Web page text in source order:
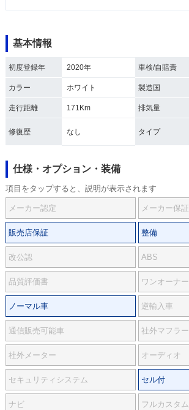
基本情報
初度登録年 2020年 車検/自賠責
カラー ホワイト 製造国
走行距離 171Km 排気量
修復歴 なし タイプ
仕様・オプション・装備
項目をタップすると、説明が表示されます
メーカー認定 メーカー保証
販売店保証 整備
改公認 ABS
品質評価書 ワンオーナー
ノーマル車 逆輸入車
通信販売可能車 社外マフラー
社外メーター オーディオ
セキュリティシステム セル付
ナビ フルカスタム